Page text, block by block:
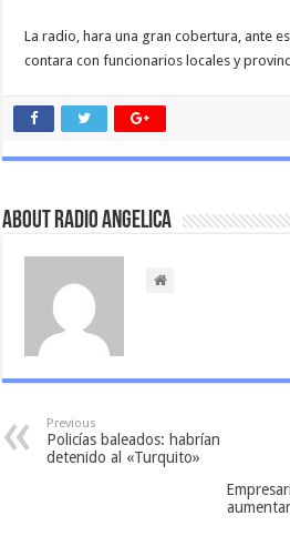
La radio, hara una gran cobertura, ante
contara con funcionarios locales y
About Radio Angelica
Previous
Policías baleados: habrían
detenido al «Turquito»